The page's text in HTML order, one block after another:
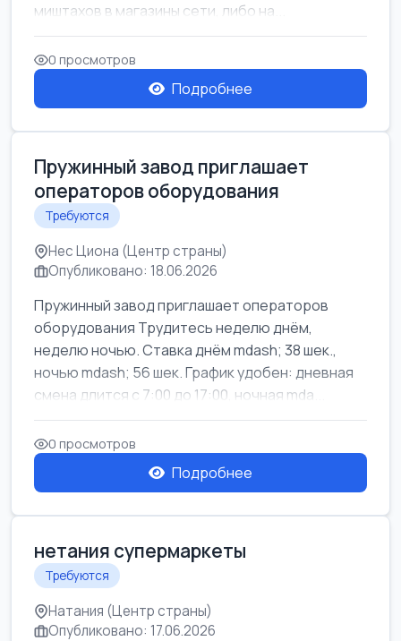
миштахов в магазины сети, либо на...
0 просмотров
Подробнее
Пружинный завод приглашает
операторов оборудования
Требуются
Нес Циона (Центр страны)
Опубликовано: 18.06.2026
Пружинный завод приглашает операторов
оборудования Трудитесь неделю днём,
неделю ночью. Ставка днём mdash; 38 шек.,
ночью mdash; 56 шек. График удобен: дневная
смена длится с 7:00 до 17:00, ночная mda...
0 просмотров
Подробнее
нетания супермаркеты
Требуются
Натания (Центр страны)
Опубликовано: 17.06.2026